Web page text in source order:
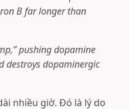
B far longer than
pushing dopamine
destroys dopaminergic
nhiều giờ. Đó là lý do